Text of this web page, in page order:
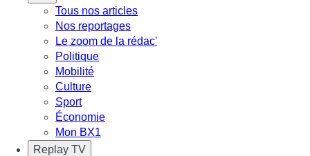
Tous nos articles
Nos reportages
Le zoom de la rédac'
Politique
Mobilité
Culture
Sport
Économie
Mon BX1
Replay TV